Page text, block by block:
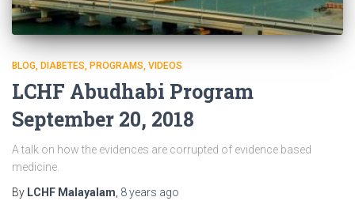
BLOG DIABETES PROGRAMS VIDEOS
LCHF Abudhabi Program
September 20, 2018
A talk on how the evidences are corrupted of evidence based
medicine.
By LCHF Malayalam 8 years ago